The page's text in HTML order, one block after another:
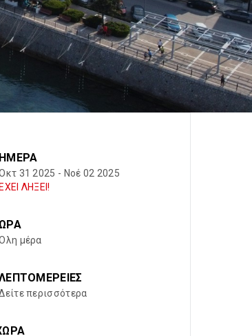
ΗΜΈΡΑ
31 2025 - Νοέ 02 2025
ΕΧΕΙ ΛΗΞΕΙ!
ΏΡΑ
μέρα
περισσότερα